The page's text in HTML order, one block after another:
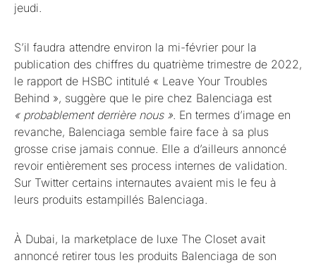
jeudi.
S’il faudra attendre environ la mi-février pour la
publication des chiffres du quatrième trimestre de 2022,
le rapport de HSBC intitulé « Leave Your Troubles
Behind », suggère que le pire chez Balenciaga est
« probablement derrière nous ». En termes d’image en
revanche, Balenciaga semble faire face à sa plus
grosse crise jamais connue. Elle a d’ailleurs annoncé
revoir entièrement ses process internes de validation.
Sur Twitter certains internautes avaient mis le feu à
leurs produits estampillés Balenciaga.
À Dubai, la marketplace de luxe The Closet avait
annoncé retirer tous les produits Balenciaga de son